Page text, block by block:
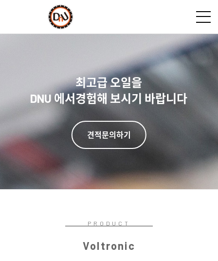
최고급 오일을
DNU 에서 경험해 보시기 바랍니다
견적문의하기
PRODUCT
Voltronic